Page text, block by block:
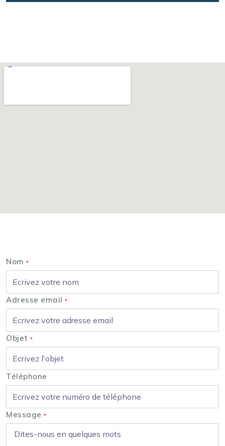
Nom *
Adresse email *
Objet *
Téléphone
Message *